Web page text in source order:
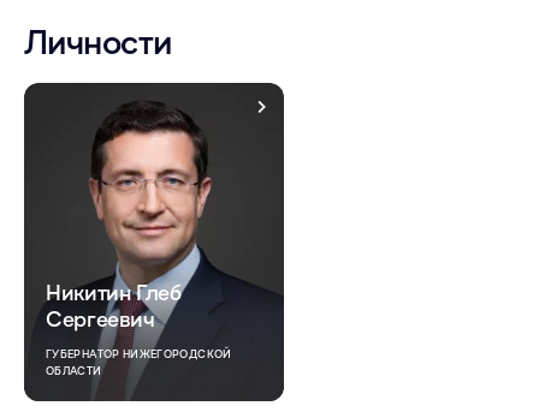
Личности
Никитин Глеб
Сергеевич
ГУБЕРНАТОР НИЖЕГОРОДСКОЙ
ОБЛАСТИ